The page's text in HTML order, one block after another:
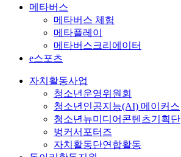
메타버스
메타버스 체험
메타플레이
메타버스크리에이터
e스포츠
자치활동사업
청소년운영위원회
청소년인공지능(AI) 메이커스
청소년뉴미디어콘텐츠기획단
벙커서포터즈
자치활동단연합활동